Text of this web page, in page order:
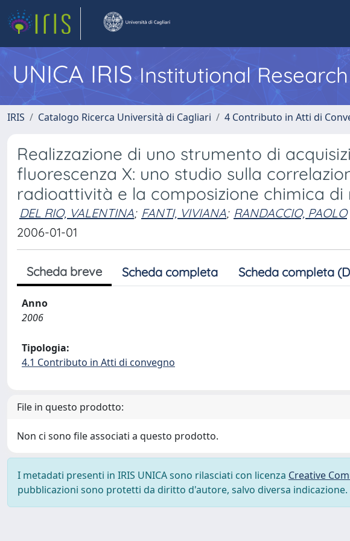
UNICA IRISInstitutional
IRIS Catalogo Ricerca Università di Cagliari 4 Contributo in Atti di
Realizzazione di uno strumento di
fluorescenza X: uno studio sulla
radioattività e la composizione chimica
DEL RIO, VALENTINA; FANTI, VIVIANA; RANDACCIO, PAOLO
2006-01-01
Scheda breve Scheda completa Scheda completa
Anno
2006
Tipologia:
4.1 Contributo in Atti di convegno
File in questo prodotto:
Non ci sono file associati a questo prodotto.
I metadati presenti in IRIS UNICA sono rilasciati con licenza Creative
pubblicazioni sono protetti da diritto d'autore, salvo diversa indicazione.